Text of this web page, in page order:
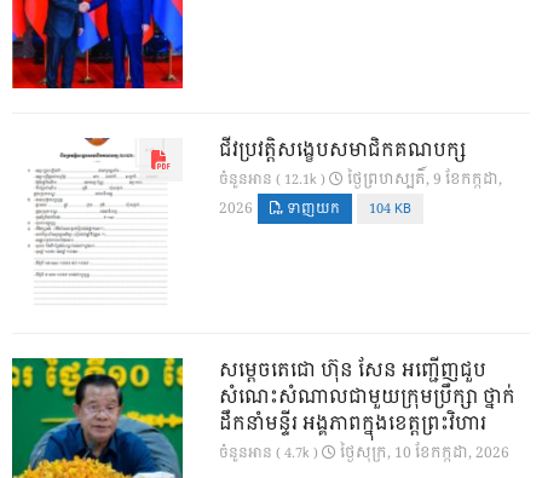
ជីវប្រវត្តិសង្ខេបសមាជិកគណបក្ស
ចំនួនអាន ( 12.1k )
ថ្ងៃ​ព្រហស្បតិ៍, 9 ខែ​កក្កដា,
2026
ទាញយក 104 KB
សម្តេចតេជោ ហ៊ុន សែន អញ្ជើញជួប
សំណេះសំណាលជាមួយក្រុមប្រឹក្សា ថ្នាក់
ដឹកនាំមន្ទីរ អង្គភាពក្នុងខេត្តព្រះវិហារ
ចំនួនអាន ( 4.7k ) ថ្ងៃ​សុក្រ, 10 ខែ​កក្កដា, 2026